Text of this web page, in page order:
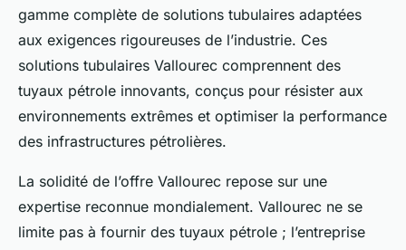
gamme complète de solutions tubulaires adaptées
aux exigences rigoureuses de l’industrie. Ces
solutions tubulaires Vallourec comprennent des
tuyaux pétrole innovants, conçus pour résister aux
environnements extrêmes et optimiser la performance
des infrastructures pétrolières.
La solidité de l’offre Vallourec repose sur une
expertise reconnue mondialement. Vallourec ne se
limite pas à fournir des tuyaux pétrole ; l’entreprise